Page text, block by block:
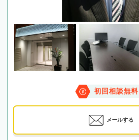
初回相談無料
メールする